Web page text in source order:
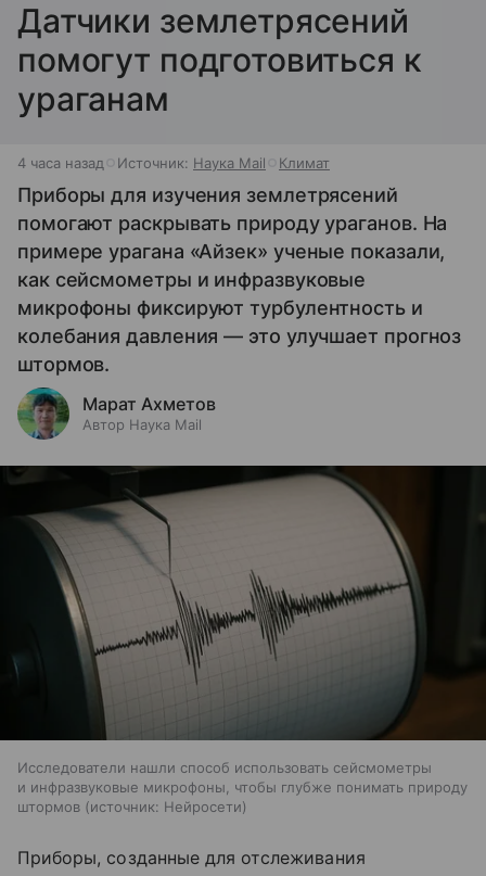
Датчики землетрясений
помогут подготовиться к
ураганам
4 часа назад Источник: Наука Mail Климат
Приборы для изучения землетрясений
помогают раскрывать природу ураганов. На
примере урагана «Айзек» ученые показали,
как сейсмометры и инфразвуковые
микрофоны фиксируют турбулентность и
колебания давления — это улучшает прогноз
штормов.
Марат Ахметов
Автор Наука Mail
Исследователи нашли способ использовать сейсмометры
и инфразвуковые микрофоны, чтобы глубже понимать природу
штормов
источник: Нейросети
Приборы, созданные для отслеживания